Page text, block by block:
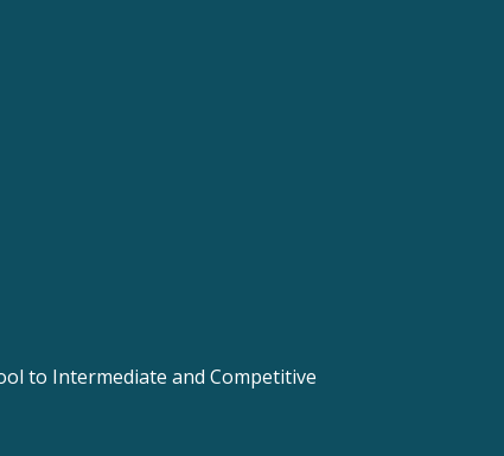
to Intermediate and Competitive